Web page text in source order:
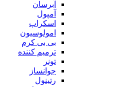
آبرسان
آمپول
اسکراپ
امولوسیون
بی بی کرم
ترمیم کننده
تونر
جوانساز
رتینول